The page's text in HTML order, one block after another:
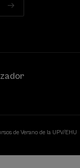
de Verano de la UPV/EHU